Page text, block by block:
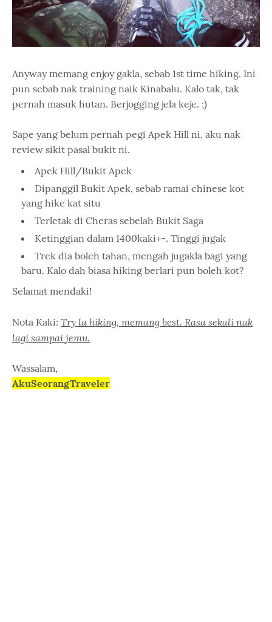
Anyway memang enjoy gakla, sebab 1st time hiking. Ini
pun sebab nak training naik Kinabalu. Kalo tak, tak
pernah masuk hutan. Berjogging jela keje. ;)
Sape yang belum pernah pegi Apek Hill ni, aku nak
review sikit pasal bukit ni.
Apek Hill/Bukit Apek
Dipanggil Bukit Apek, sebab ramai chinese kot
yang hike kat situ
Terletak di Cheras sebelah Bukit Saga
Ketinggian dalam 1400kaki+-. Tinggi jugak
Trek dia boleh tahan, mengah jugakla bagi yang
baru. Kalo dah biasa hiking berlari pun boleh kot?
Selamat mendaki!
Nota Kaki: Try la hiking, memang best. Rasa sekali nak
lagi sampai jemu.
Wassalam,
AkuSeorangTraveler